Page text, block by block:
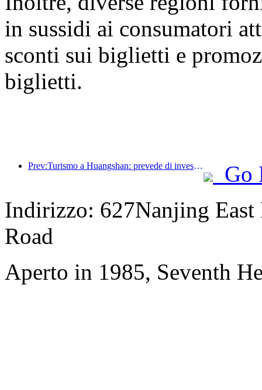
in sussidi ai consumatori
sconti sui biglietti e
biglietti.
Prev:Turismo a Huangshan: prevede di investire 530 milioni di yuan nella ristrutturazione degli hotel
Go
Indirizzo: 627Nanjing
Road
Aperto in 1985, Seventh